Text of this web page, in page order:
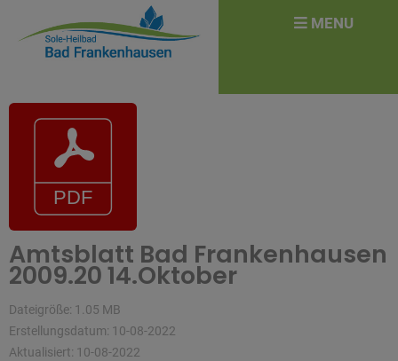
Amtsblatt Bad Frankenhausen
2009.20 14.Oktober
Dateigröße: 1.05 MB
Erstellungsdatum: 10-08-2022
Aktualisiert: 10-08-2022
for: